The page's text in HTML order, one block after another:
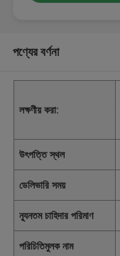
পণ্যের বর্ণনা
লক্ষণীয় করা:
উৎপত্তি স্থল
ডেলিভারি সময়
ন্যূনতম চাহিদার পরিমাণ
পরিচিতিমুলক নাম